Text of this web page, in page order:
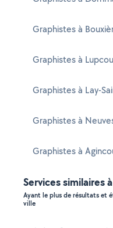
Graphistes à
Graphistes à
Graphistes à Lay-
Graphistes à
Graphistes à
Services similaires
Ayant le plus de résultats et
ville